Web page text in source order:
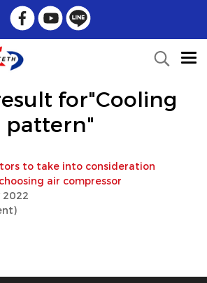
for"Cooling
pattern"
to take into consideration
air compressor
2022